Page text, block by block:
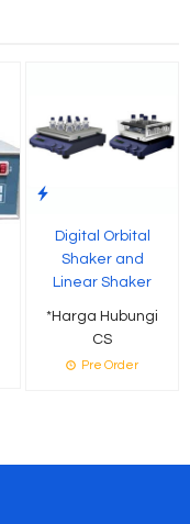
Digital Orbital
Shaker and
Linear Shaker
*Harga Hubungi
CS
Pre Order